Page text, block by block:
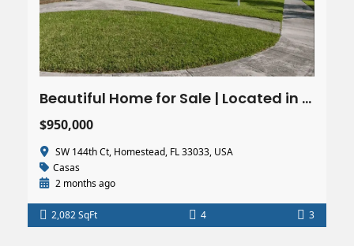
Beautiful Home for Sale | Located in South Florida
$950,000
SW 144th Ct, Homestead, FL 33033, USA
Casas
2 months ago
2,082 SqFt 4 3